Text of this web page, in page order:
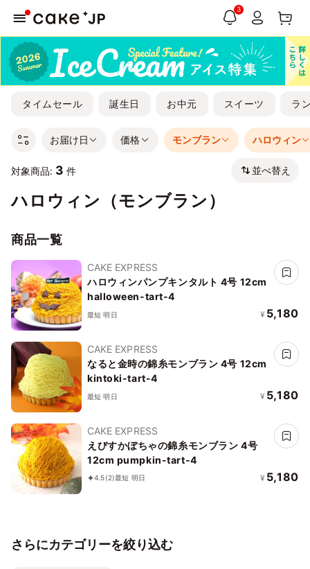
3
タイムセール 誕生日 お中元 スイーツ ラ
お届け日 価格 モンブラン ハロウィン
対象商品: 3 件 並べ替え
ハロウィン（モンブラン）
商品一覧
CAKE EXPRESS
ハロウィンパンプキンタルト 4号 12cm
halloween-tart-4
最短 明日 ¥ 5,180
CAKE EXPRESS
なると金時の錦糸モンブラン 4号 12cm
kintoki-tart-4
最短 明日 ¥ 5,180
CAKE EXPRESS
えびすかぼちゃの錦糸モンブラン 4号
12cm pumpkin-tart-4
4.5(2)最短 明日 ¥ 5,180
さらにカテゴリーを絞り込む